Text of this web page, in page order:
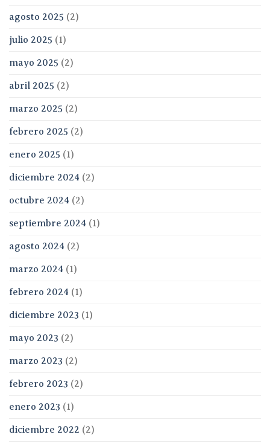
agosto 2025 (2)
julio 2025 (1)
mayo 2025 (2)
abril 2025 (2)
marzo 2025 (2)
febrero 2025 (2)
enero 2025 (1)
diciembre 2024 (2)
octubre 2024 (2)
septiembre 2024 (1)
agosto 2024 (2)
marzo 2024 (1)
febrero 2024 (1)
diciembre 2023 (1)
mayo 2023 (2)
marzo 2023 (2)
febrero 2023 (2)
enero 2023 (1)
diciembre 2022 (2)